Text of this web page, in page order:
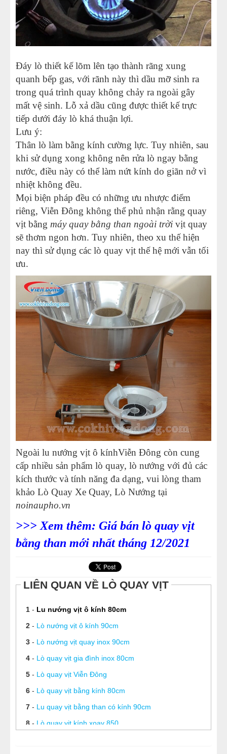
Đáy lò thiết kế lõm lên tạo thành rãng xung
quanh bếp gas, với rãnh này thì dầu mỡ sinh ra
trong quá trình quay không chảy ra ngoài gây
mất vệ sinh. Lỗ xả dầu cũng được thiết kế trực
tiếp dưới đáy lò khá thuận lợi.
Lưu ý:
Thân lò làm bằng kính cường lực. Tuy nhiên, sau
khi sử dụng xong không nên rửa lò ngay bằng
nước, điều này có thể làm nứt kính do giãn nở vì
nhiệt không đều.
Mọi biện pháp đều có những ưu nhược điểm
riêng, Viễn Đông không thể phủ nhận rằng quay
vịt bằng máy quay bằng than ngoài trời vịt quay
sẽ thơm ngon hơn. Tuy nhiên, theo xu thế hiện
nay thì sử dụng các lò quay vịt thế hệ mới vẫn tối
ưu.
Ngoài lu nướng vịt ô kínhViễn Đông còn cung
cấp nhiều sản phẩm lò quay, lò nướng với đủ các
kích thước và tính năng đa dạng, vui lòng tham
khảo Lò Quay Xe Quay, Lò Nướng tại
noinaupho.vn
>>> Xem thêm: Giá bán lò quay vịt
bằng than mới nhất tháng 12/2021
LIÊN QUAN VỀ LÒ QUAY VỊT
1- Lu nướng vịt ô kính 80cm
2- Lò nướng vịt ô kính 90cm
3- Lò nướng vịt quay inox 90cm
4- Lò quay vịt gia đình inox 80cm
5- Lò quay vịt Viễn Đông
6- Lò quay vịt bằng kính 80cm
7- Lu quay vịt bằng than có kính 90cm
8- Lò quay vịt kính xoay 850